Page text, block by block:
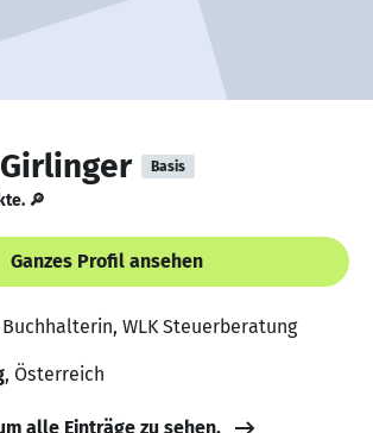
Basis
🔎
Ganzes Profil ansehen
WLK Steuerberatung
, Österreich
alle Einträge zu sehen.